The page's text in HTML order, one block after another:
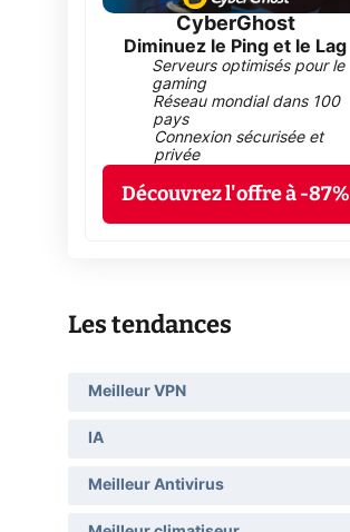
CyberGhost
Diminuez le Ping et le Lag
Serveurs optimisés pour le
gaming
Réseau mondial dans 100
pays
Connexion sécurisée et
privée
Découvrez l'offre à -87%
Les tendances
Meilleur VPN
IA
Meilleur Antivirus